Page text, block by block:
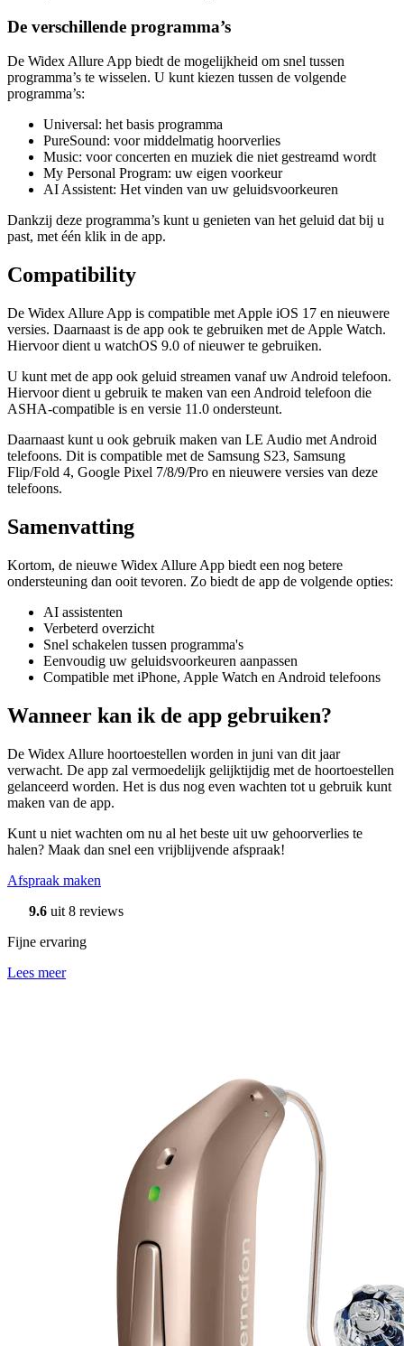
De verschillende programma’s
De Widex Allure App biedt de mogelijkheid om snel tussen
programma’s te wisselen. U kunt kiezen tussen de volgende
programma’s:
Universal: het basis programma
PureSound: voor middelmatig hoorverlies
Music: voor concerten en muziek die niet gestreamd wordt
My Personal Program: uw eigen voorkeur
AI Assistent: Het vinden van uw geluidsvoorkeuren
Dankzij deze programma’s kunt u genieten van het geluid dat bij u
past, met één klik in de app.
Compatibility
De Widex Allure App is compatible met Apple iOS 17 en nieuwere
versies. Daarnaast is de app ook te gebruiken met de Apple Watch.
Hiervoor dient u watchOS 9.0 of nieuwer te gebruiken.
U kunt met de app ook geluid streamen vanaf uw Android telefoon.
Hiervoor dient u gebruik te maken van een Android telefoon die
ASHA-compatible is en versie 11.0 ondersteunt.
Daarnaast kunt u ook gebruik maken van LE Audio met Android
telefoons. Dit is compatible met de Samsung S23, Samsung
Flip/Fold 4, Google Pixel 7/8/9/Pro en nieuwere versies van deze
telefoons.
Samenvatting
Kortom, de nieuwe Widex Allure App biedt een nog betere
ondersteuning dan ooit tevoren. Zo biedt de app de volgende opties:
AI assistenten
Verbeterd overzicht
Snel schakelen tussen programma's
Eenvoudig uw geluidsvoorkeuren aanpassen
Compatible met iPhone, Apple Watch en Android telefoons
Wanneer kan ik de app gebruiken?
De Widex Allure hoortoestellen worden in juni van dit jaar
verwacht. De app zal vermoedelijk gelijktijdig met de hoortoestellen
gelanceerd worden. Het is dus nog even wachten tot u gebruik kunt
maken van de app.
Kunt u niet wachten om nu al het beste uit uw gehoorverlies te
halen? Maak dan snel een vrijblijvende afspraak!
Afspraak maken
9.6 uit 8 reviews
Fijne ervaring
Lees meer